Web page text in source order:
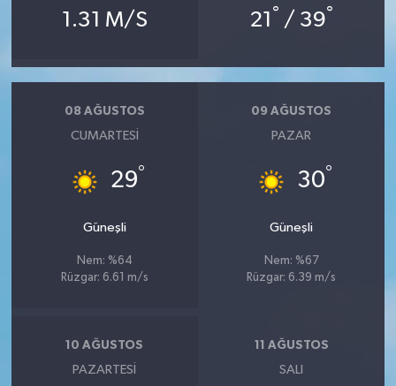
1.31 M/S 21 ° / 39°
08 AĞUSTOS
CUMARTESI
29°
Güneşli
Nem: %64
Rüzgar: 6.61 m/s
09 AĞUSTOS
PAZAR
30°
Güneşli
Nem: %67
Rüzgar: 6.39 m/s
10 AĞUSTOS
PAZARTESI
11 AĞUSTOS
SALI